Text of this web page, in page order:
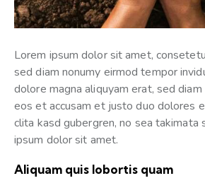
Lorem ipsum dolor sit amet,
sed diam nonumy eirmod tempor
dolore magna aliquyam erat, sed
eos et accusam et justo duo dolores
clita kasd gubergren, no sea takimata
ipsum dolor sit amet.
Aliquam quis lobortis quam